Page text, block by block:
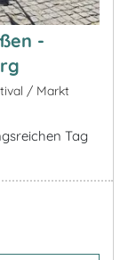
-
/ Markt
Tag